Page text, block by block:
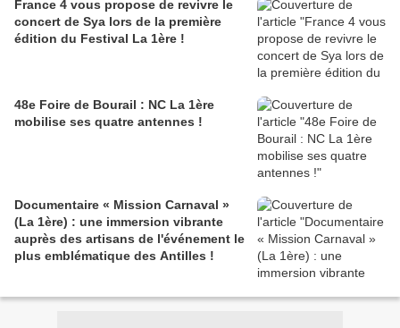
France 4 vous propose de revivre le
concert de Sya lors de la première
édition du Festival La 1ère !
48e Foire de Bourail : NC La 1ère
mobilise ses quatre antennes !
Documentaire « Mission Carnaval »
(La 1ère) : une immersion vibrante
auprès des artisans de l'événement le
plus emblématique des Antilles !